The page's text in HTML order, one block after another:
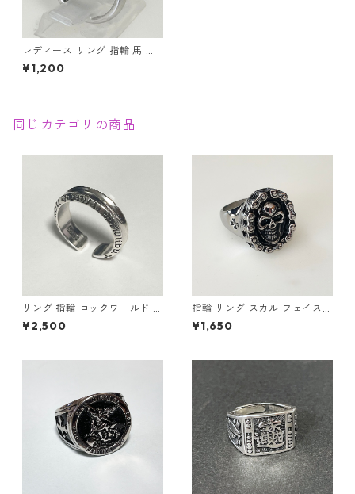
レディース リング 指輪 馬 う
ま ジルコニア ブルーアイ ホー
ス アクセサリー
¥1,200
同じカテゴリの商品
リング 指輪 ロックワールド パ
ンク ロック レタリング 鏡面
ユニセックス
¥2,500
指輪 リング スカル フェイスチ
ェーン ドクロ 髑髏 パンク ロ
ック クロス メンズアクセサリ
¥1,650